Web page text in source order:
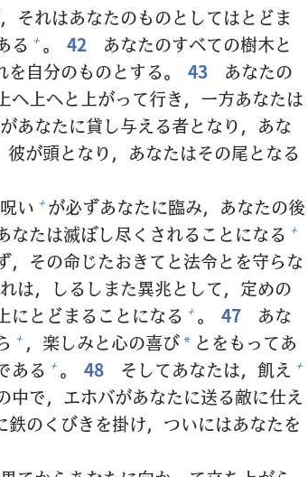
それはあなたのものとしてはとどま
る + 。 42 あなたのすべての樹木と
を自分のものとする。 43
あなたの
へ上へと上がって行き， 一方あなたは
があなたに貸し与える者となり，あな
彼が頭となり，あなたはその尾となる
呪い + が必ずあなたに臨み，あなたの後
なたは滅ぼし尽くされることになる +
，その命じたおきてと法令とを守らな
は，しるしまた異兆として， 定めの
にとどまることになる + 。 47
あな
+ ， 楽しみと心の喜び* とをもってあ
ある + 。 48 そしてあなたは， 飢え +
中で，エホバがあなたに送る敵に仕え
鉄のくびきを掛け，ついにはあなたを